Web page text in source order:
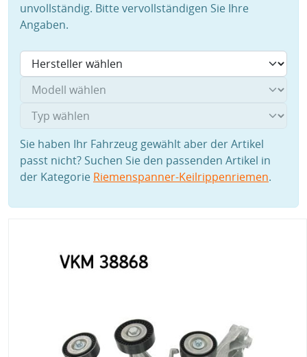
unvollständig. Bitte vervollständigen Sie Ihre
Angaben.
Sie haben Ihr Fahrzeug gewählt aber der Artikel
passt nicht? Suchen Sie den passenden Artikel in
der Kategorie Riemenspanner-Keilrippenriemen.